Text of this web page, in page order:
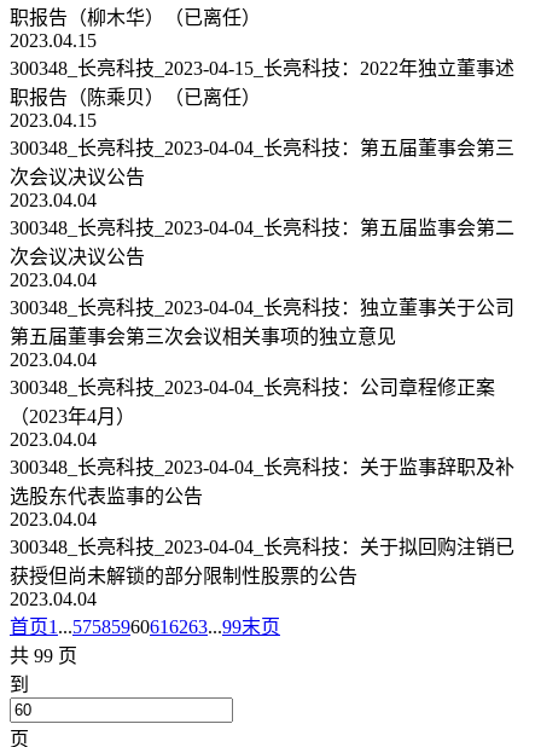
职报告（柳木华）（已离任）
2023.04.15
300348_长亮科技_2023-04-15_长亮科技：2022年独立董事述
职报告（陈乘贝）（已离任）
2023.04.15
300348_长亮科技_2023-04-04_长亮科技：第五届董事会第三
次会议决议公告
2023.04.04
300348_长亮科技_2023-04-04_长亮科技：第五届监事会第二
次会议决议公告
2023.04.04
300348_长亮科技_2023-04-04_长亮科技：独立董事关于公司
第五届董事会第三次会议相关事项的独立意见
2023.04.04
300348_长亮科技_2023-04-04_长亮科技：公司章程修正案
（2023年4月）
2023.04.04
300348_长亮科技_2023-04-04_长亮科技：关于监事辞职及补
选股东代表监事的公告
2023.04.04
300348_长亮科技_2023-04-04_长亮科技：关于拟回购注销已
获授但尚未解锁的部分限制性股票的公告
2023.04.04
首页1 ...57585960616263...99末页
共 99 页
到
页